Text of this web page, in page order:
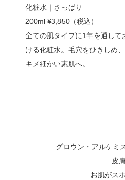
化粧水｜さっぱり
200ml ¥3,850（税込）
全ての肌タイプに1年を通して
ける化粧水。毛穴をひきしめ
キメ細かい素肌へ。
グロウン・アルケミ
皮
お肌がス